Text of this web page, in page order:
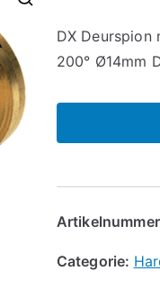
DX Deurspion
200° Ø14mm
Categorie: